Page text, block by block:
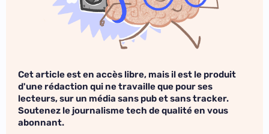
Cet article est en accès libre, mais il est le produit
d'une rédaction qui ne travaille que pour ses
lecteurs, sur un média sans pub et sans tracker.
Soutenez le journalisme tech de qualité en vous
abonnant.